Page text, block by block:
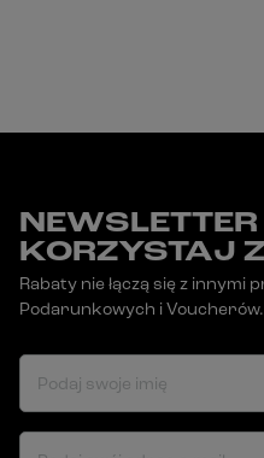
KORZYSTAJ
Rabaty nie łączą się z innymi
Podarunkowych i Voucherów.
Podaj swoje imię